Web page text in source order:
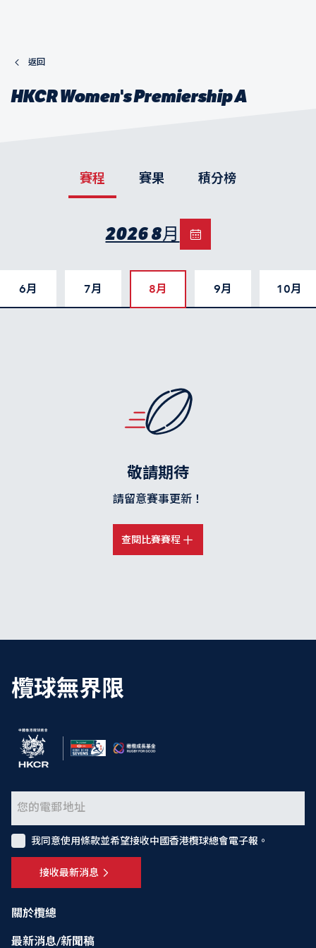
返回
HKCR Women's Premiership A
賽程 賽果 積分榜
2026 8月
6月 7月 8月 9月 10月
敬請期待
請留意賽事更新！
查閱比賽賽程
欖球無界限
關於欖總
最新消息/新聞稿
接收最新消息
我同意使用條款並希望接收中國香港欖球總會電子報。